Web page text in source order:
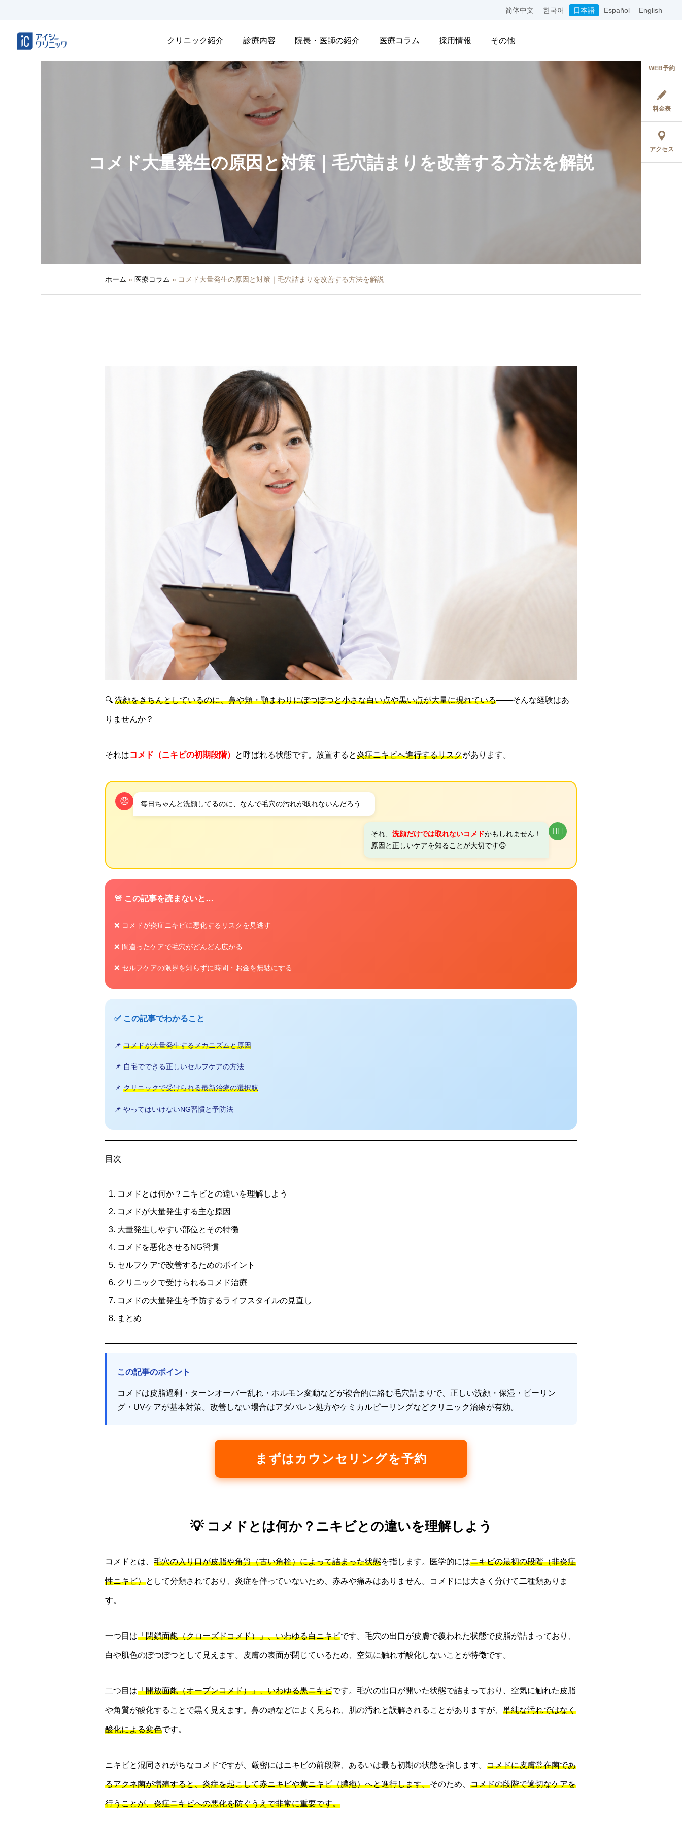
简体中文 한국어 日本語 Español English
クリニック紹介 診療内容 院長・医師の紹介 医療コラム 採用情報 その他
WEB予約
料金表
アクセス
コメド大量発生の原因と対策｜毛穴詰まりを改善する方法を解説
ホーム » 医療コラム » コメド大量発生の原因と対策｜毛穴詰まりを改善する方法を解説
🔍 洗顔をきちんとしているのに、鼻や頬・顎まわりにぽつぽつと小さな白い点や黒い点が大量に現れている――そんな経験はあ
りませんか？
それはコメド（ニキビの初期段階） と呼ばれる状態です。放置すると炎症ニキビへ進行するリスクがあります。
😟 毎日ちゃんと洗顔してるのに、なんで毛穴の汚れが取れないんだろう…
👩‍⚕️
それ、 洗顔だけでは取れないコメドかもしれません！
原因と正しいケアを知ることが大切です😊
🚨 この記事を読まないと…
❌ コメドが炎症ニキビに悪化するリスクを見逃す
❌ 間違ったケアで毛穴がどんどん広がる
❌ セルフケアの限界を知らずに時間・お金を無駄にする
✅ この記事でわかること
📌 コメドが大量発生するメカニズムと原因
📌 自宅でできる正しいセルフケアの方法
📌 クリニックで受けられる最新治療の選択肢
📌 やってはいけないNG習慣と予防法
目次
コメドとは何か？ニキビとの違いを理解しよう
コメドが大量発生する主な原因
大量発生しやすい部位とその特徴
コメドを悪化させるNG習慣
セルフケアで改善するためのポイント
クリニックで受けられるコメド治療
コメドの大量発生を予防するライフスタイルの見直し
まとめ
この記事のポイント
コメドは皮脂過剰・ターンオーバー乱れ・ホルモン変動などが複合的に絡む毛穴詰まりで、正しい洗顔・保湿・ピーリン
グ・UVケアが基本対策。改善しない場合はアダパレン処方やケミカルピーリングなどクリニック治療が有効。
まずはカウンセリングを予約
💡 コメドとは何か？ニキビとの違いを理解しよう
コメドとは、 毛穴の入り口が皮脂や角質（古い角栓）によって詰まった状態を指します。医学的にはニキビの最初の段階（非炎症
性ニキビ）として分類されており、炎症を伴っていないため、赤みや痛みはありません。コメドには大きく分けて二種類ありま
す。
一つ目は「閉鎖面皰（クローズドコメド）」、いわゆる白ニキビです。毛穴の出口が皮膚で覆われた状態で皮脂が詰まっており、
白や肌色のぽつぽつとして見えます。皮膚の表面が閉じているため、空気に触れず酸化しないことが特徴です。
二つ目は「開放面皰（オープンコメド）」、いわゆる黒ニキビです。毛穴の出口が開いた状態で詰まっており、空気に触れた皮脂
や角質が酸化することで黒く見えます。鼻の頭などによく見られ、肌の汚れと誤解されることがありますが、 単純な汚れではなく
酸化による変色です。
ニキビと混同されがちなコメドですが、厳密にはニキビの前段階、あるいは最も初期の状態を指します。 コメドに皮膚常在菌であ
るアクネ菌が増殖すると、炎症を起こして赤ニキビや黄ニキビ（膿疱）へと進行します。そのため、 コメドの段階で適切なケアを
行うことが、炎症ニキビへの悪化を防ぐうえで非常に重要です。